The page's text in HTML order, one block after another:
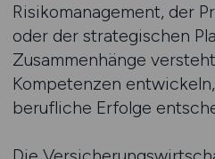
Risikomanagement, der
oder der strategischen
Zusammenhänge
Kompetenzen
berufliche Erfolge